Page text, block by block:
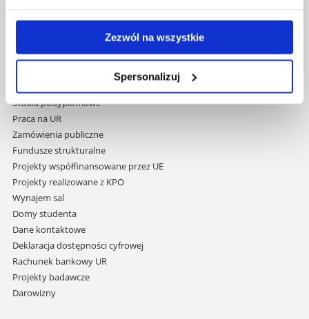
Zezwól na wszystkie
Spersonalizuj
Pomiń
treści
Polityka prywatności
Biblioteka
Studia podyplomowe
Praca na UR
Zamówienia publiczne
Fundusze strukturalne
Projekty współfinansowane przez UE
Projekty realizowane z KPO
Wynajem sal
Domy studenta
Dane kontaktowe
Deklaracja dostępności cyfrowej
Rachunek bankowy UR
Projekty badawcze
Darowizny